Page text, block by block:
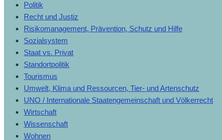
Politik
Recht und Justiz
Risikomanagement, Prävention, Schutz und Hilfe
Sozialsystem
Staat vs. Privat
Standortpolitik
Tourismus
Umwelt, Klima und Ressourcen, Tier- und Artenschutz
UNO / Internationale Staatengemeinschaft und Völkerrecht
Wirtschaft
Wissenschaft
Wohnen